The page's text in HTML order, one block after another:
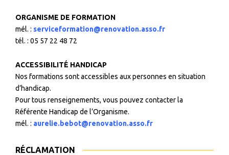
ORGANISME DE FORMATION
mél. : serviceformation@renovation.asso.fr
tél. : 05 57 22 48 72
ACCESSIBILITÉ HANDICAP
Nos formations sont accessibles aux personnes en situation
d’handicap.
Pour tous renseignements, vous pouvez contacter la
Référente Handicap de l’Organisme.
mél. : aurelie.bebot@renovation.asso.fr
RÉCLAMATION